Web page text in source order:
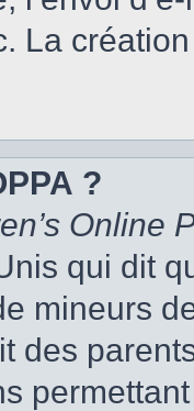
La
?
Online
qui dit
mineurs
des